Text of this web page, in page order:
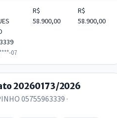
07
R$
58.900,00
R$
58.900,00
20260173/2026
05755963339 ·